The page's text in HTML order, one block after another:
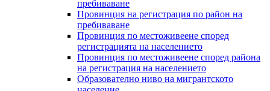
пребиваване
Провинция на регистрация по район на
пребиваване
Провинция по местоживеене според
регистрацията на населението
Провинция по местоживеене според района
на регистрация на населението
Образователно ниво на мигрантското